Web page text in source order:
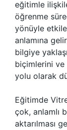
eğitimle
öğrenme
yönüyle
anlamına
bilgiye
biçimlerini ve
yolu olarak
Eğitimde
çok, anlamlı
aktarılması